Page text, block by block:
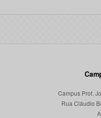
Campus Prof.
Rua Cláudio